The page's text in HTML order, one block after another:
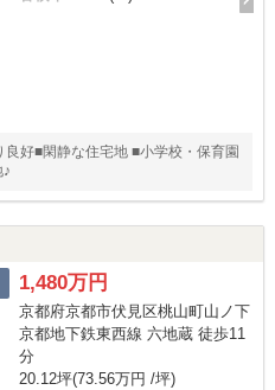
好■閑静な住宅地 ■小学校・保育園
1,480万円
京都府京都市伏見区桃山町山ノ下
京都地下鉄東西線 六地蔵 徒歩11
分
20.12坪(73.56万円 /坪)